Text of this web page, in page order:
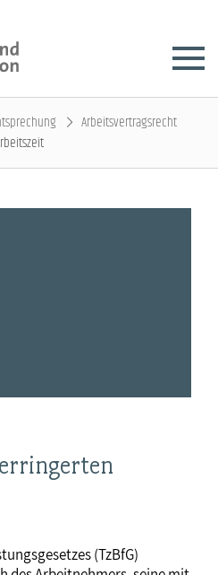
Arbeitsvertragsrecht
(TzBfG)